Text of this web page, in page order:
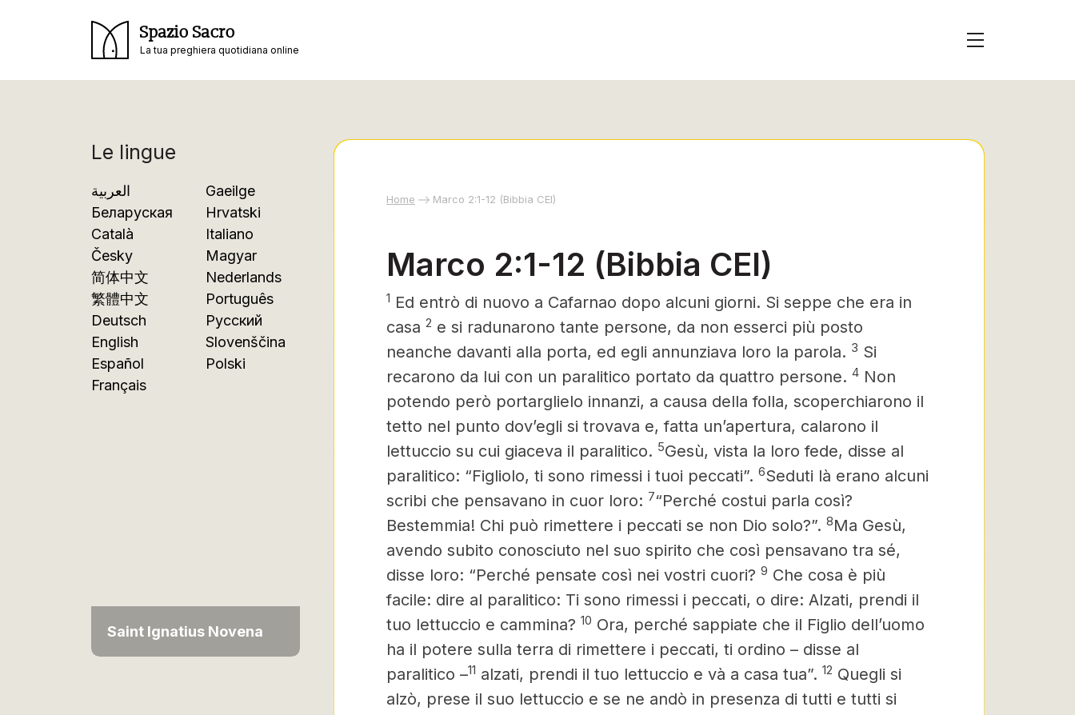
Spazio Sacro
La tua preghiera quotidiana online
Le lingue
العربية
Беларуская
Català
Česky
简体中文
繁體中文
Deutsch
English
Español
Français
Gaeilge
Hrvatski
Italiano
Magyar
Nederlands
Português
Русский
Slovenščina
Polski
Saint Ignatius Novena
Home Marco 2:1-12 (Bibbia CEI)
Marco 2:1-12 (Bibbia CEI)
1 Ed entrò di nuovo a Cafarnao dopo alcuni giorni. Si seppe che era in
casa 2 e si radunarono tante persone, da non esserci più posto
neanche davanti alla porta, ed egli annunziava loro la parola. 3 Si
recarono da lui con un paralitico portato da quattro persone. 4 Non
potendo però portarglielo innanzi, a causa della folla, scoperchiarono il
tetto nel punto dov’egli si trovava e, fatta un’apertura, calarono il
lettuccio su cui giaceva il paralitico. 5Gesù, vista la loro fede, disse al
paralitico: “Figliolo, ti sono rimessi i tuoi peccati”. 6Seduti là erano alcuni
scribi che pensavano in cuor loro: 7“Perché costui parla così?
Bestemmia! Chi può rimettere i peccati se non Dio solo?”. 8Ma Gesù,
avendo subito conosciuto nel suo spirito che così pensavano tra sé,
disse loro: “Perché pensate così nei vostri cuori? 9 Che cosa è più
facile: dire al paralitico: Ti sono rimessi i peccati, o dire: Alzati, prendi il
tuo lettuccio e cammina? 10 Ora, perché sappiate che il Figlio dell’uomo
ha il potere sulla terra di rimettere i peccati, ti ordino – disse al
paralitico –11 alzati, prendi il tuo lettuccio e và a casa tua”. 12 Quegli si
alzò, prese il suo lettuccio e se ne andò in presenza di tutti e tutti si